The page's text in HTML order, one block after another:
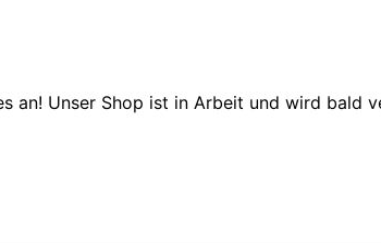
an! Unser Shop ist in Arbeit und wird bald